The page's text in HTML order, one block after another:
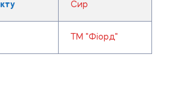
Сир
ТМ "Фіорд"